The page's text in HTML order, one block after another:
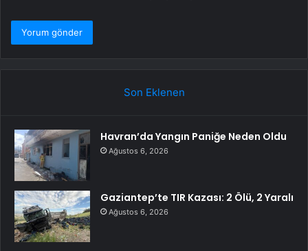
Son Eklenen
Havran’da Yangın Paniğe Neden Oldu
Ağustos 6, 2026
Gaziantep’te TIR Kazası: 2 Ölü, 2 Yaralı
Ağustos 6, 2026